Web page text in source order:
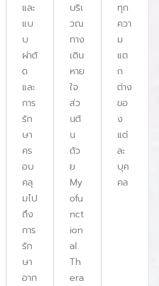
และ
แบ
บ
ผ่าตั
ด
และ
การ
รัก
ษา
คร
อบ
คลุ
มไป
ถึง
การ
รัก
ษา
อาก
บริเ
วณ
ทาง
เดิน
หาย
ใจ
ส่ว
นต้
น
ด้ว
ย
My
ofu
nct
ion
al
Th
era
ทุก
ควา
ม
แต
ก
ต่าง
ขอ
ง
แต่
ละ
บุค
คล